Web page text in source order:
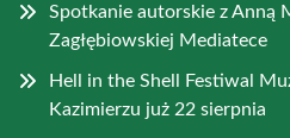
Spotkanie autorskie z Anną
Zagłębiowskiej Mediatece
Hell in the Shell Festiwal
Kazimierzu już 22 sierpnia